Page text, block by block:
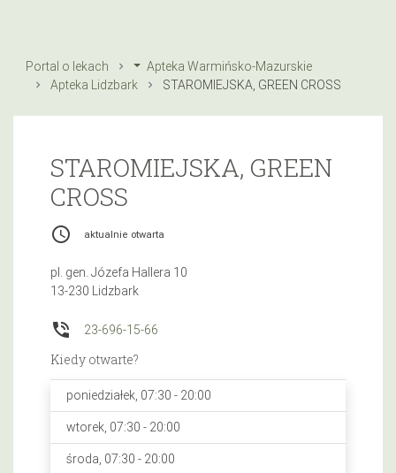
Portal o lekach
Apteka Warmińsko-Mazurskie
Apteka Lidzbark
STAROMIEJSKA, GREEN CROSS
STAROMIEJSKA, GREEN
CROSS
access_time aktualnie otwarta
pl. gen. Józefa Hallera 10
13-230 Lidzbark
phone_in_talk 23-696-15-66
Kiedy otwarte?
poniedziałek, 07:30 - 20:00
wtorek, 07:30 - 20:00
środa, 07:30 - 20:00